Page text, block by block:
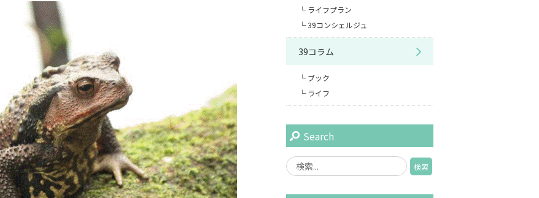
ライフプラン
39コンシェルジュ
39コラム
ブック
ライフ
Search